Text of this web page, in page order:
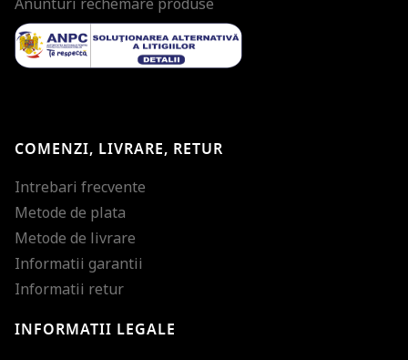
COMENZI, LIVRARE, RETUR
Intrebari frecvente
Metode de plata
Metode de livrare
Informatii garantii
Informatii retur
INFORMATII LEGALE